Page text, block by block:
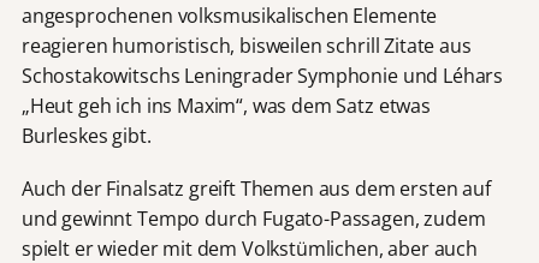
angesprochenen volksmusikalischen Elemente
reagieren humoristisch, bisweilen schrill Zitate aus
Schostakowitschs Leningrader Symphonie und Léhars
„Heut geh ich ins Maxim“, was dem Satz etwas
Burleskes gibt.
Auch der Finalsatz greift Themen aus dem ersten auf
und gewinnt Tempo durch Fugato-Passagen, zudem
spielt er wieder mit dem Volkstümlichen, aber auch